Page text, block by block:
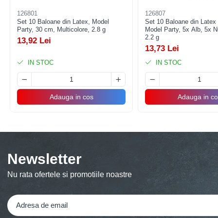
Accesorii Baloane
Accesorii Petrecere
Articole Petrecere
Baloane Coronita
Baloane cu Suport
Seturi Baloane Folie
Tematica Fata/Baiat
Baloane si Accesorii Absolvire
Baloane si Accesorii Halloween
126801
Set 10 Baloane din Latex, Model
Party, 30 cm, Multicolore, 2.8 g
13,92 Lei
IN STOC
Adauga in cos
126807
Set 10 Baloane din Latex
Model Party, 5x Alb, 5x
2.2 g
13,73 Lei
IN STOC
Adauga in
Newsletter
Nu rata ofertele si promotiile noastre